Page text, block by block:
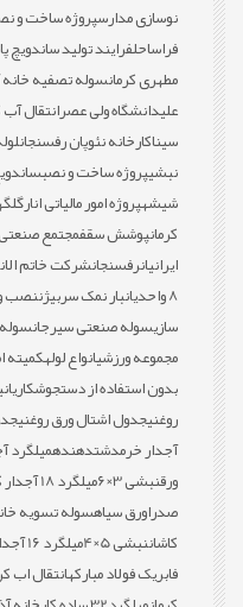
نوسازی مدارسپروژه ساخت و
فراساحلفرایند تولید ساندویچ
مطهری کرمانسوله تصفیه خانه
علیدانشگاه ولی عصرانتقال آب
سیناکارخانه نئوپان رفسنجان
نبشیپروژه ساخت و نصب
شیشهپروژه امور مالیاتی انار
کرمانپوشش سقفمجتمع
ایرانیانرفسنجانشرکت خاتم
8 واحدی
انبار نمک سربیژننصب
سازیسوله صنعتی سیرجان
مجموعه ورزشیانواع لولهکمیته
بدون استفاده از دستجوشکاری
روغنیجدول اشتال ورق روغنی
آجدار خرمدشتدهندهمیلگرد
ورقنبشی 3×6 میلگرد 18 آجدار کارخانه بردسیر کرمان
صدراورق سیاهسوله تسویه
کاشاننبشی 5×4 میلگرد 16 آجدار کارخانه بردسیر کرمان
فابریک فولاد مبارکهانتقال اب